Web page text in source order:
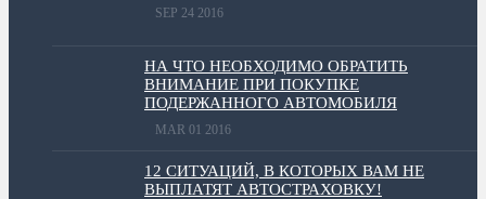
SEP 24 2016
НА ЧТО НЕОБХОДИМО ОБРАТИТЬ
ВНИМАНИЕ ПРИ ПОКУПКЕ
ПОДЕРЖАННОГО АВТОМОБИЛЯ
MAR 01 2016
12 СИТУАЦИЙ, В КОТОРЫХ ВАМ НЕ
ВЫПЛАТЯТ АВТОСТРАХОВКУ!